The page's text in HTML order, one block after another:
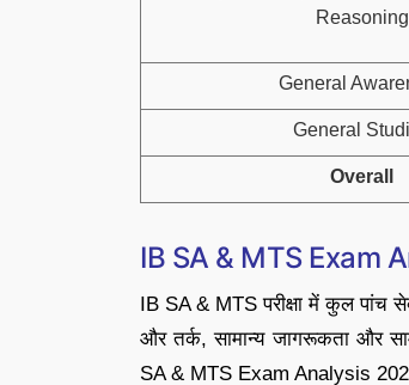
Reasoning
General
General
Overall
IB SA & MTS Exam
IB SA & MTS परीक्षा में कुल पांच
और तर्क, सामान्य जागरूकता और
SA & MTS Exam Analysis